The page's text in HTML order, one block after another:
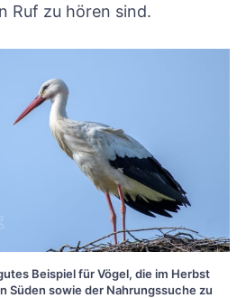
Ruf zu hören sind.
Beispiel für Vögel, die im Herbst
Süden sowie der Nahrungssuche zu